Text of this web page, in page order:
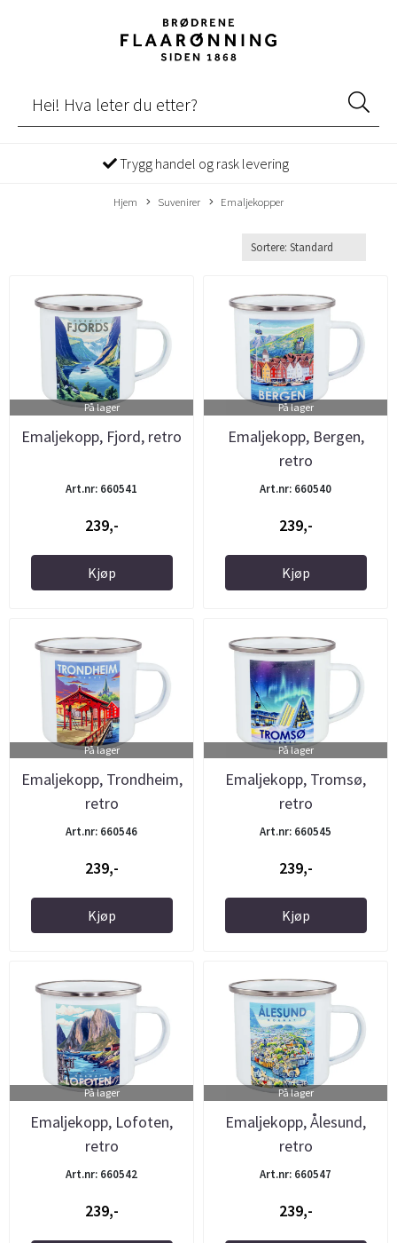
Trygg handel og rask levering
Hjem Suvenirer Emaljekopper
På lager
Emaljekopp, Fjord, retro
Art.nr: 660541
239,-
Kjøp
På lager
Emaljekopp, Bergen,
retro
Art.nr: 660540
239,-
Kjøp
På lager
Emaljekopp, Trondheim,
retro
Art.nr: 660546
239,-
Kjøp
På lager
Emaljekopp, Tromsø,
retro
Art.nr: 660545
239,-
Kjøp
På lager
Emaljekopp, Lofoten,
retro
Art.nr: 660542
239,-
På lager
Emaljekopp, Ålesund,
retro
Art.nr: 660547
239,-